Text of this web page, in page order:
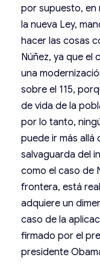
por supuesto, en
la nueva Ley,
hacer las cosas
Núñez, ya que el
una
sobre el 115,
de vida de la
por lo tanto,
puede ir más allá
salvaguarda del
como el caso de
frontera, está
adquiere un
caso de la
firmado por el
presidente